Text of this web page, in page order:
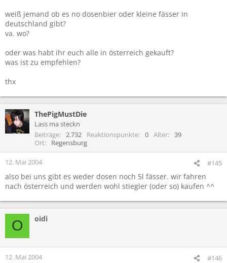
weiß jemand ob es no dosenbier oder kleine fässer in
deutschland gibt?
va. wo?
oder was habt ihr euch alle in österreich gekauft?
was ist zu empfehlen?
thx
ThePigMustDie
Lass ma steckn
Beiträge
2.732 Reaktionspunkte 0 Alter
39
Ort
Regensburg
12. Mai 2004 #145
also bei uns gibt es weder dosen noch 5l fässer. wir fahren
nach österreich und werden wohl stiegler (oder so) kaufen ^^
O oidi
12. Mai 2004 #146